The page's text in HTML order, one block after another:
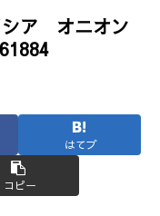
ア オニオン
はてブ
コピー